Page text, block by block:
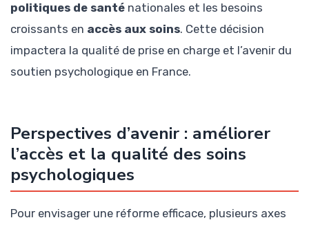
politiques de santé nationales et les besoins
croissants en accès aux soins. Cette décision
impactera la qualité de prise en charge et l’avenir du
soutien psychologique en France.
Perspectives d’avenir : améliorer
l’accès et la qualité des soins
psychologiques
Pour envisager une réforme efficace, plusieurs axes